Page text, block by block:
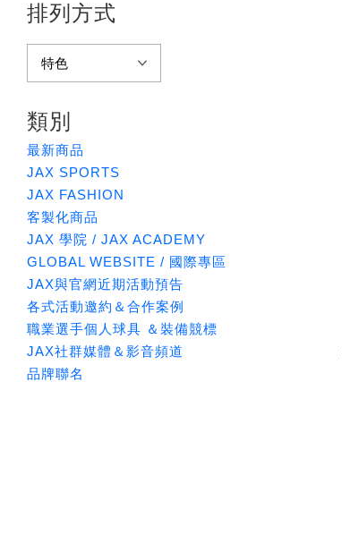
排列方式
類別
最新商品
JAX SPORTS
JAX FASHION
客製化商品
JAX 學院 / JAX ACADEMY
GLOBAL WEBSITE / 國際專區
JAX與官網近期活動預告
各式活動邀約＆合作案例
職業選手個人球具 ＆裝備競標
JAX社群媒體＆影音頻道
品牌聯名